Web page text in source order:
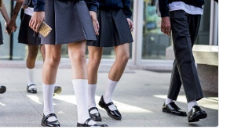
泊まり会
記事を読む